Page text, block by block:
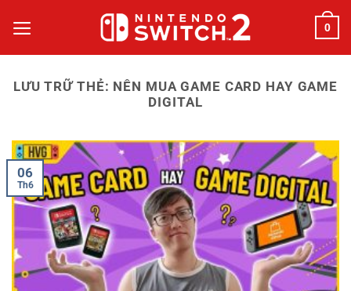
qua
nội
0
LƯU TRỮ THẺ: NÊN MUA GAME CARD HAY GAME
DIGITAL
06
Th6